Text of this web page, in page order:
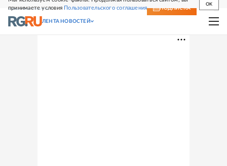
принимаете условия Пользовательского соглашения
OK
СВЕЖИЙ НОМЕР ПОДПИСКА
ЛЕНТА НОВОСТЕЙ